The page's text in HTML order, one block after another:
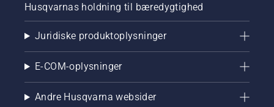
Husqvarnas holdning til bæredygtighed
Juridiske produktoplysninger
E-COM-oplysninger
Andre Husqvarna websider